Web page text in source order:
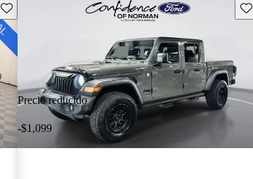
Guarda este Aviso
Precio reducido
-$1,099